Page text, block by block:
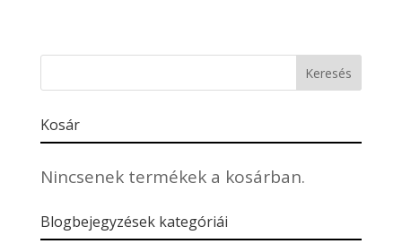
Kosár
Nincsenek termékek a kosárban.
Blogbejegyzések kategóriái